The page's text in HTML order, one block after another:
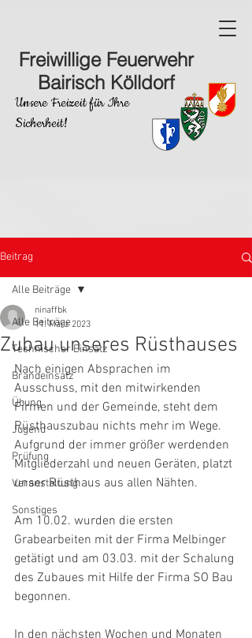
Freiwillige Feuerwehr
Bairisch Kölldorf
Unsere Freizeit für Ihre
Sicherheit!
Beitrag
Alle Beiträge
Technischer Einsatz
Brandeinsatz
Übung
Jugend
Prüfung
Veranstaltung
Sonstiges
Alle Beiträge
Zubau unseres Rüsthauses
ninaffbk
11. März 2023
Nach einigen Absprachen im
Ausschuss, mit den mitwirkenden
Firmen und der Gemeinde, steht dem
Rüsthauszubau nichts mehr im Wege.
Aufgrund der immer größer werdenden
Mitgliederzahl und neuen Geräten, platzt
unser Rüsthaus aus allen Nähten.
Am 10.02. wurden die ersten
Grabearbeiten mit der Firma Melbinger
getätigt und am 03.03. mit der Schalung
des Zubaues mit Hilfe der Firma SO Bau
begonnen.
In den nächsten Wochen und Monaten